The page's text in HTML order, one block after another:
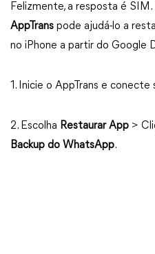
Felizmente, a resposta é
AppTrans pode ajudá-lo a
no iPhone a partir do Google
1. Inicie o AppTrans e conecte
2. Escolha Restaurar App >
Backup do WhatsApp.